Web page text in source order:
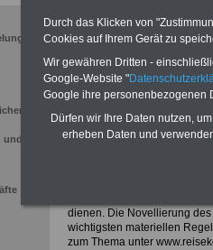
ab
und
Zurück zur Übersicht von
Reise- und Umzugskosten
Das Reisekostenrecht ist in
orientiert sich an den
dienen. Die Novellierung des
wichtigsten materiellen
zum Thema unter
Durch das Klicken von
Cookies auf Ihrem Gerät zu
Wir gewähren Dritten -
Google-Website "
Google ihre personenbezogenen
Dürfen wir Ihre Daten nutzen,
erheben Daten und